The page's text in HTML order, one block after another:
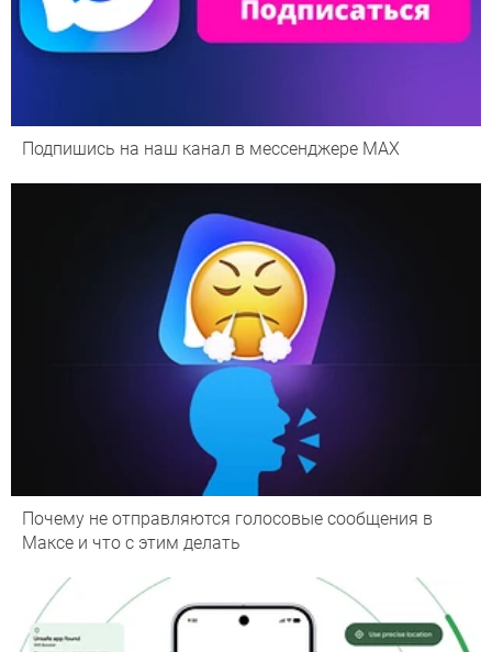
Подпишись на наш канал в мессенджере МАХ
Почему не отправляются голосовые сообщения в
Максе и что с этим делать